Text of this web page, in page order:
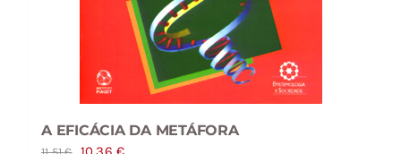
A EFICÁCIA DA METÁFORA
O
O